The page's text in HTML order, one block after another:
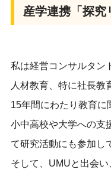
産学連携「探究
私は経営コンサルタン
人材教育、特に社長教
15年間にわたり教育に
小中高校や大学への支
て研究活動にも参加し
そして、UMUと出会